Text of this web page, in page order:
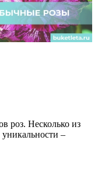
роз. Несколько из
–